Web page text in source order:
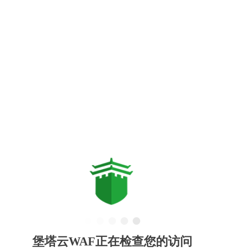
堡塔云WAF正在检查您的访问